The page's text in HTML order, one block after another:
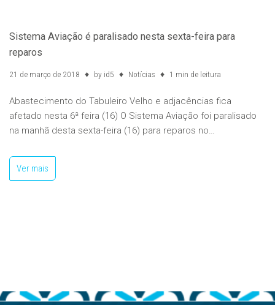
Sistema Aviação é paralisado nesta sexta-feira para
reparos
21 de março de 2018 by id5 Notícias 1 min de leitura
Abastecimento do Tabuleiro Velho e adjacências fica
afetado nesta 6ª feira (16) O Sistema Aviação foi paralisado
na manhã desta sexta-feira (16) para reparos no…
Ver mais